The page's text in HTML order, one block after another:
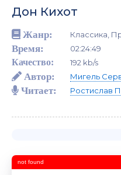
Дон Кихот
Жанр: Классика,
Время:
02:24:49
Качество:
192 kb/s
Автор: Мигель
Читает: Ростислав
not found